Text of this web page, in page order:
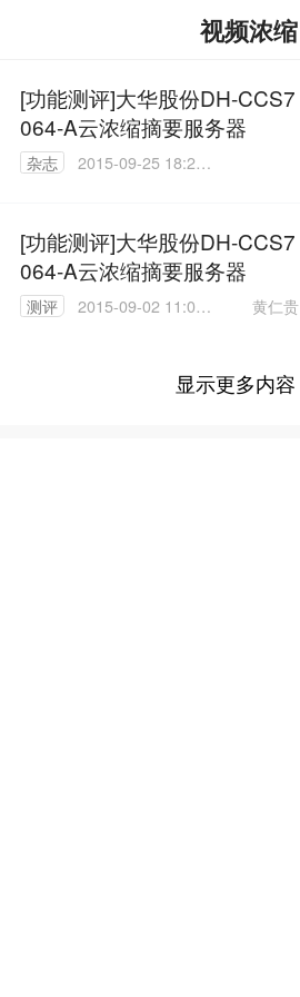
视频浓缩
[功能测评]大华股份DH-CCS7
064-A云浓缩摘要服务器
杂志
2015-09-25 18:22:
[功能测评]大华股份DH-CCS7
064-A云浓缩摘要服务器
测评
2015-09-02 11:05:
黄仁贵
显示更多内容